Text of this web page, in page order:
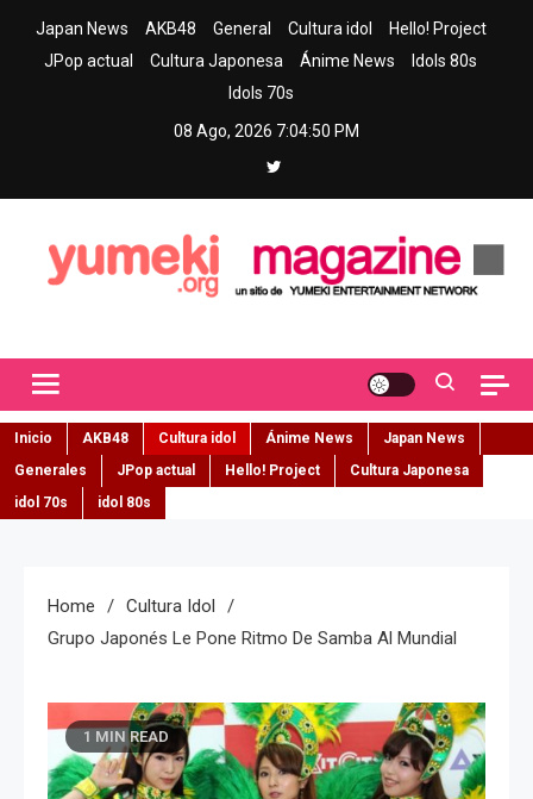
Japan News AKB48 General Cultura idol
Hello! Project
JPop actual
Cultura Japonesa Ánime News
Idols 80s
Idols 70s
08 Ago, 2026 7:04:51 PM
Inicio AKB48 Cultura idol Ánime News
Japan News
Generales
JPop actual Hello! Project
Cultura Japonesa
idol 70s
idol 80s
Home
Cultura Idol
Grupo Japonés Le Pone Ritmo De Samba Al Mundial
1 MIN READ